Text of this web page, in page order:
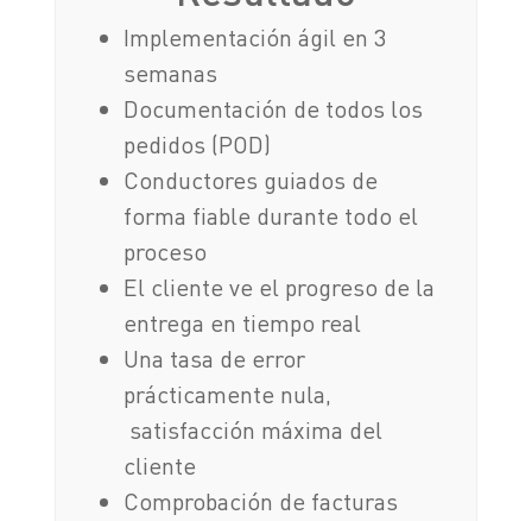
Implementación ágil en 3
semanas
Documentación de todos los
pedidos (POD)
Conductores guiados de
forma fiable durante todo el
proceso
El cliente ve el progreso de la
entrega en tiempo real
Una tasa de error
prácticamente nula,
satisfacción máxima del
cliente
Comprobación de facturas